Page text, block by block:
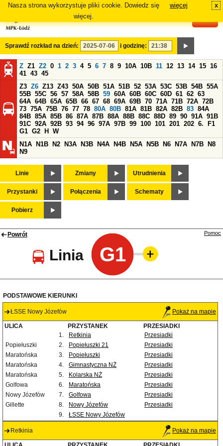
Nasza strona wykorzystuje pliki cookie. Dowiedz się
więcej.
więcej x
Sprawdź rozkład na dzień: i godzinę:
Z Z1 Z2 0 1 2 3 4 5 6 7 8 9 10A 10B 11 12 13 14 15 16
41 43 45
Z3 Z6 Z13 Z43 50A 50B 51A 51B 52 53A 53C 53B 54B 55A
55B 55C 56 57 58A 58B 59 60A 60B 60C 60D 61 62 63
64A 64B 65A 65B 66 67 68 69A 69B 70 71A 71B 72A 72B
73 75A 75B 76 77 78 80A 80B 81A 81B 82A 82B 83 84A
84B 85A 85B 86 87A 87B 88A 88B 88C 88D 89 90 91A 91B
91C 92A 92B 93 94 96 97A 97B 99 100 101 201 202 6.
F1
G1 G2 H
W
N1A
N1B N2 N3A N3B N4A N4B N5A N5B N6 N7A N7B
N8
N9
Linie Zmiany Utrudnienia
Przystanki Połączenia Schematy
Pobierz
Powrót
Linia G1
Pomoc
PODSTAWOWE KIERUNKI
ŁSSE Nowy Józefów Pokaż na mapie
ULICA PRZYSTANEK
PRZESIADKI
1.
Retkinia
Przesiadki
Popiełuszki
2. Popiełuszki 21
Przesiadki
Maratońska
3. Popiełuszki
Przesiadki
Maratońska
4. Gimnastyczna NŻ
Przesiadki
Maratońska
5. Kolarska NŻ
Przesiadki
Golfowa
6. Maratońska
Przesiadki
Nowy Józefów
7. Golfowa
Przesiadki
Gillette
8. Nowy Józefów
Przesiadki
9.
ŁSSE Nowy Józefów
Retkinia Pokaż na mapie